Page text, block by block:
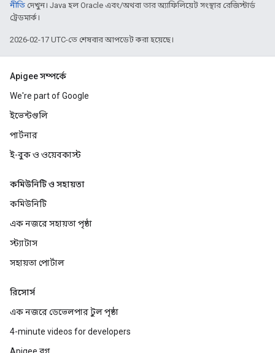
নীতি দেখুন। Java হল Oracle এবং/অথবা তার অ্যাফিলিয়েট সংস্থার রেজিস্টার্ড
ট্রেডমার্ক।
2026-02-17 UTC-তে শেষবার আপডেট করা হয়েছে।
Apigee সম্পর্কে
We're part of Google
ইভেন্টগুলি
পার্টনার
ই-বুক ও ওয়েবকাস্ট
কমিউনিটি ও সহায়তা
কমিউনিটি
এক নজরে সহায়তা পৃষ্ঠা
স্ট্যাটাস
সহায়তা পোর্টাল
রিসোর্স
এক নজরে ডেভেলপার টুল পৃষ্ঠা
4-minute videos for developers